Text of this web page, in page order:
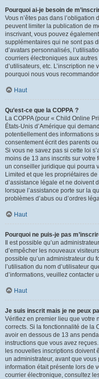
Pourquoi ai-je besoin de
Vous n’êtes pas dans
peuvent limiter la publication de
inscrivant, vous pouvez
supplémentaires qui ne sont pas
d’avatars personnalisés,
courriers électroniques aux
d’utilisateurs, etc. L’inscription ne
pourquoi nous vous
Haut
Qu’est-ce que la COPPA ?
La COPPA (pour « Child Online
États-Unis d’Amérique qui
potentiellement des informations
consentement écrit des parents
Si vous ne savez pas si cette loi
moins de 13 ans inscrits sur votre
un conseiller juridique qui pourra
Limited et que les propriétaires
d’assistance légale et ne doivent
lorsque l’assistance porte sur la
problèmes d’abus ou d’ordres
Haut
Pourquoi ne puis-je pas
Il est possible qu’un
d’empêcher les nouveaux
possible qu’un administrateur du
l’utilisation du nom d’utilisateur
d’informations, veuillez contacter
Haut
Je suis inscrit mais je ne peux
Vérifiez en premier lieu que votre
corrects. Si la fonctionnalité de la
avoir en dessous de 13 ans
instructions que vous avez
les nouvelles inscriptions doivent
un administrateur, avant que
information était présente lors de
courrier électronique, consultez